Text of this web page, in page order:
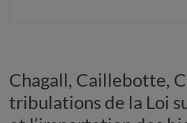
Chagall, Caillebotte,
tribulations de la Loi